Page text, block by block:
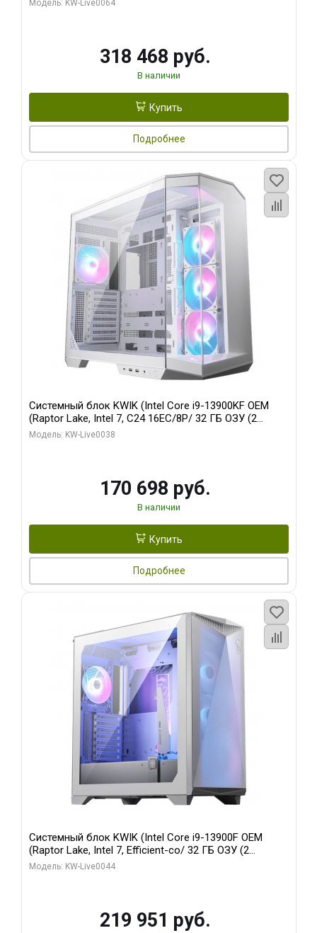
Модель: KW-Live0064
318 468 руб.
В наличии
Купить
Подробнее
Системный блок KWIK (Intel Core i9-13900KF OEM
(Raptor Lake, Intel 7, C24 16EC/8P/ 32 ГБ ОЗУ (2
модуля)/ Gigabyte RX9070XT GAMING OC 16GB GDDR6
Модель: KW-Live0038
170 698 руб.
В наличии
Купить
Подробнее
Системный блок KWIK (Intel Core i9-13900F OEM
(Raptor Lake, Intel 7, Efficient-co/ 32 ГБ ОЗУ (2
модуля)/ Gigabyte RTX5070Ti AERO OC 16GB GDDR7
Модель: KW-Live0044
219 951 руб.